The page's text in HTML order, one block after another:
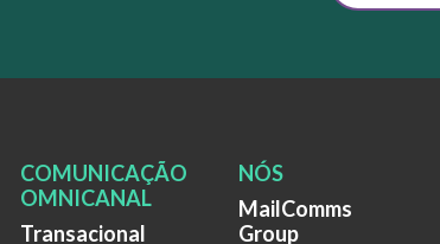
COMUNICAÇÃO
OMNICANAL
Transacional
NÓS
MailComms
Group